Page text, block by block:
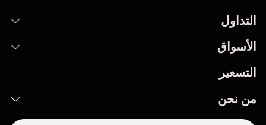
التداول
الأسواق
التسعير
من نحن